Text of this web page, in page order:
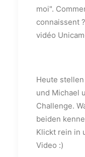
moi".
connaissent
vidéo
Heute
und Michael
Challenge.
beiden
Klickt rein in
Video :)